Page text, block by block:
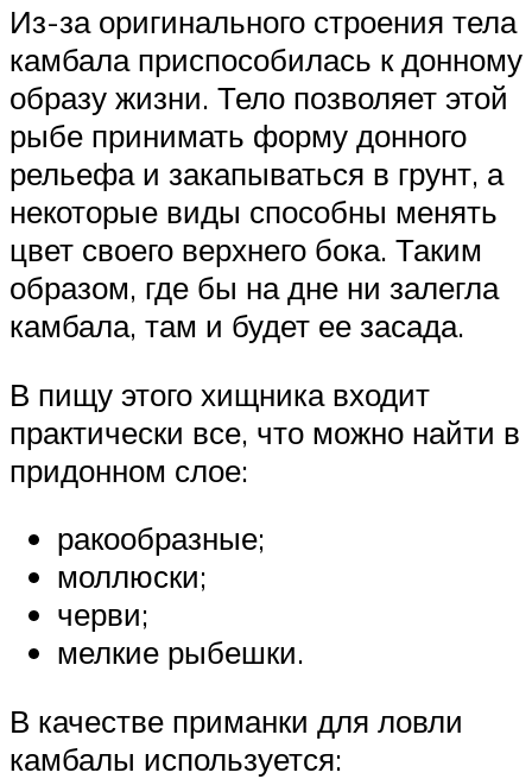
Из-за оригинального строения тела
камбала приспособилась к донному
образу жизни. Тело позволяет этой
рыбе принимать форму донного
рельефа и закапываться в грунт, а
некоторые виды способны менять
цвет своего верхнего бока. Таким
образом, где бы на дне ни залегла
камбала, там и будет ее засада.
В пищу этого хищника входит
практически все, что можно найти в
придонном слое:
ракообразные;
моллюски;
черви;
мелкие рыбешки.
В качестве приманки для ловли
камбалы используется: